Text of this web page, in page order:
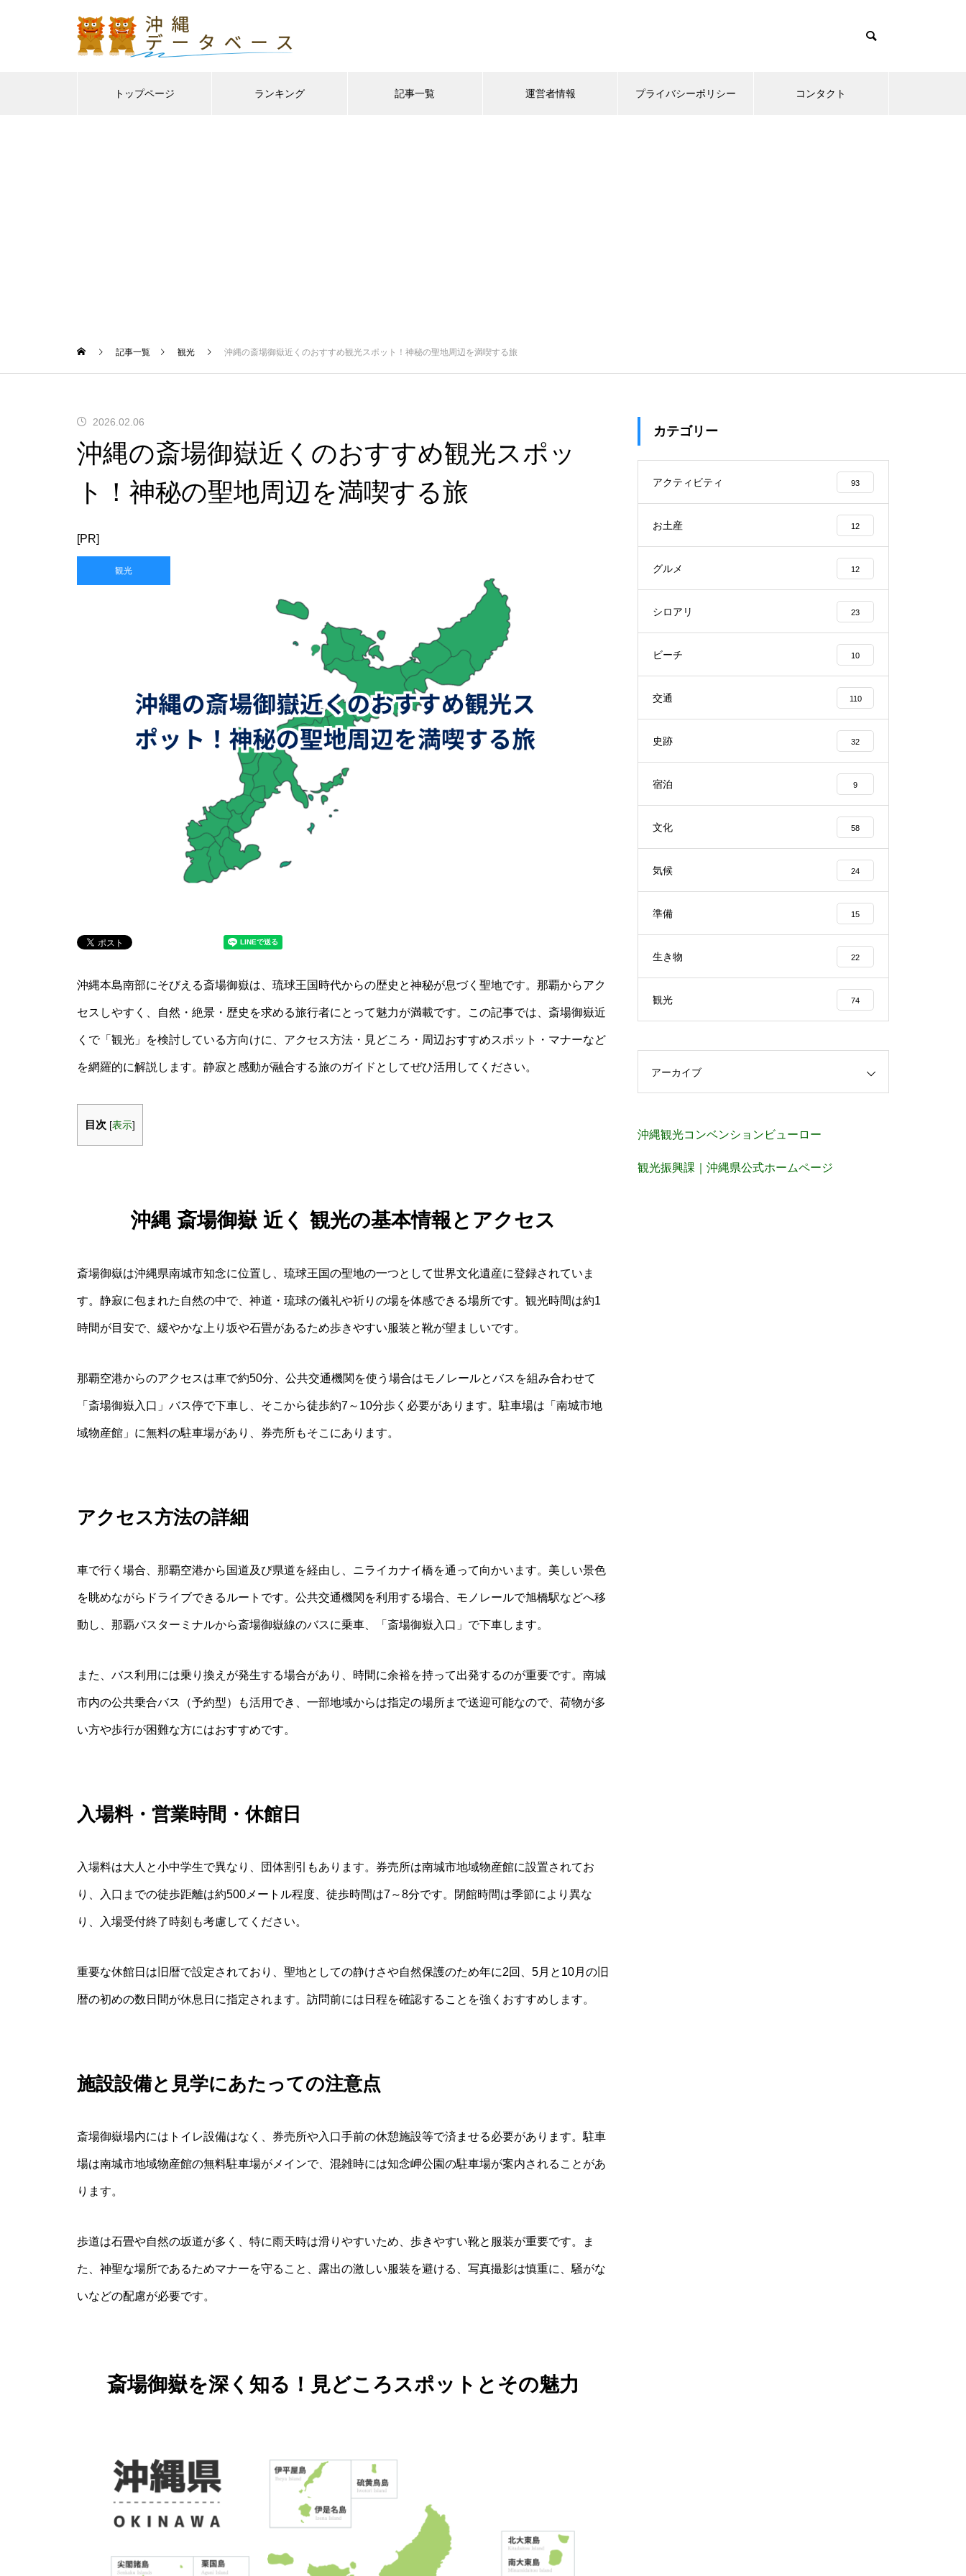
トップページ ランキング 記事一覧 運営者情報 プライバシーポリシー コンタクト
記事一覧 観光 沖縄の斎場御嶽近くのおすすめ観光スポット！神秘の聖地周辺を満喫する旅
2026.02.06
沖縄の斎場御嶽近くのおすすめ観光スポッ
ト！神秘の聖地周辺を満喫する旅
[PR]
観光
沖縄本島南部にそびえる斎場御嶽は、琉球王国時代からの歴史と神秘が息づく聖地です。那覇からアク
セスしやすく、自然・絶景・歴史を求める旅行者にとって魅力が満載です。この記事では、斎場御嶽近
くで「観光」を検討している方向けに、アクセス方法・見どころ・周辺おすすめスポット・マナーなど
を網羅的に解説します。静寂と感動が融合する旅のガイドとしてぜひ活用してください。
目次 [表示]
沖縄 斎場御嶽 近く 観光の基本情報とアクセス
斎場御嶽は沖縄県南城市知念に位置し、琉球王国の聖地の一つとして世界文化遺産に登録されていま
す。静寂に包まれた自然の中で、神道・琉球の儀礼や祈りの場を体感できる場所です。観光時間は約1
時間が目安で、緩やかな上り坂や石畳があるため歩きやすい服装と靴が望ましいです。
那覇空港からのアクセスは車で約50分、公共交通機関を使う場合はモノレールとバスを組み合わせて
「斎場御嶽入口」バス停で下車し、そこから徒歩約7～10分歩く必要があります。駐車場は「南城市地
域物産館」に無料の駐車場があり、券売所もそこにあります。
アクセス方法の詳細
車で行く場合、那覇空港から国道及び県道を経由し、ニライカナイ橋を通って向かいます。美しい景色
を眺めながらドライブできるルートです。公共交通機関を利用する場合、モノレールで旭橋駅などへ移
動し、那覇バスターミナルから斎場御嶽線のバスに乗車、「斎場御嶽入口」で下車します。
また、バス利用には乗り換えが発生する場合があり、時間に余裕を持って出発するのが重要です。南城
市内の公共乗合バス（予約型）も活用でき、一部地域からは指定の場所まで送迎可能なので、荷物が多
い方や歩行が困難な方にはおすすめです。
入場料・営業時間・休館日
入場料は大人と小中学生で異なり、団体割引もあります。券売所は南城市地域物産館に設置されてお
り、入口までの徒歩距離は約500メートル程度、徒歩時間は7～8分です。閉館時間は季節により異な
り、入場受付終了時刻も考慮してください。
重要な休館日は旧暦で設定されており、聖地としての静けさや自然保護のため年に2回、5月と10月の旧
暦の初めの数日間が休息日に指定されます。訪問前には日程を確認することを強くおすすめします。
施設設備と見学にあたっての注意点
斎場御嶽場内にはトイレ設備はなく、券売所や入口手前の休憩施設等で済ませる必要があります。駐車
場は南城市地域物産館の無料駐車場がメインで、混雑時には知念岬公園の駐車場が案内されることがあ
ります。
歩道は石畳や自然の坂道が多く、特に雨天時は滑りやすいため、歩きやすい靴と服装が重要です。ま
た、神聖な場所であるためマナーを守ること、露出の激しい服装を避ける、写真撮影は慎重に、騒がな
いなどの配慮が必要です。
斎場御嶽を深く知る！見どころスポットとその魅力
カテゴリー
アクティビティ 93
お土産 12
グルメ 12
シロアリ 23
ビーチ 10
交通 110
史跡 32
宿泊 9
文化 58
気候 24
準備 15
生き物 22
観光 74
アーカイブ
沖縄観光コンベンションビューロー
観光振興課｜沖縄県公式ホームページ